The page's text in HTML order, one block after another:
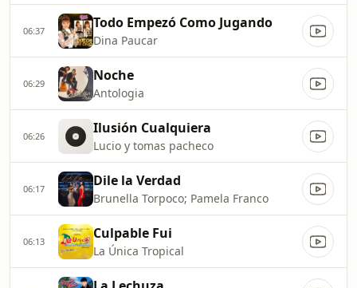
06:37 Todo Empezó Como Jugando
Dina Paucar
06:29 Noche
Antologia
06:26 Ilusión Cualquiera
Lucio y tomas pacheco
06:17 Dile la Verdad
Brunella Torpoco; Pamela Franco
06:13 Culpable Fui
La Única Tropical